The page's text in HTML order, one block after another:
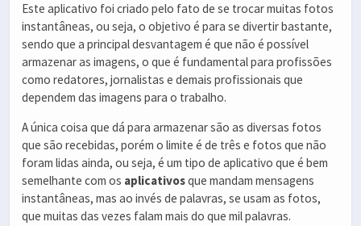
Este aplicativo foi criado pelo fato de se trocar muitas fotos
instantâneas, ou seja, o objetivo é para se divertir bastante,
sendo que a principal desvantagem é que não é possível
armazenar as imagens, o que é fundamental para profissões
como redatores, jornalistas e demais profissionais que
dependem das imagens para o trabalho.
A única coisa que dá para armazenar são as diversas fotos
que são recebidas, porém o limite é de três e fotos que não
foram lidas ainda, ou seja, é um tipo de aplicativo que é bem
semelhante com os aplicativosque mandam mensagens
instantâneas, mas ao invés de palavras, se usam as fotos,
que muitas das vezes falam mais do que mil palavras.